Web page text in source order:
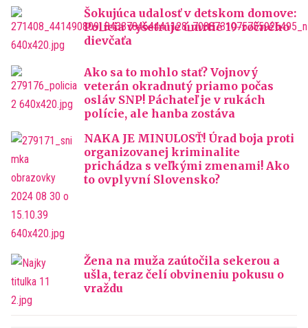
Šokujúca udalosť v detskom domove:
Polícia vyšetruje úmrtie 19-ročného
dievčaťa
Ako sa to mohlo stať? Vojnový
veterán okradnutý priamo počas
osláv SNP! Páchateľ je v rukách
polície, ale hanba zostáva
NAKA JE MINULOSŤ! Úrad boja proti
organizovanej kriminalite
prichádza s veľkými zmenami! Ako
to ovplyvní Slovensko?
Žena na muža zaútočila sekerou a
ušla, teraz čelí obvineniu pokusu o
vraždu